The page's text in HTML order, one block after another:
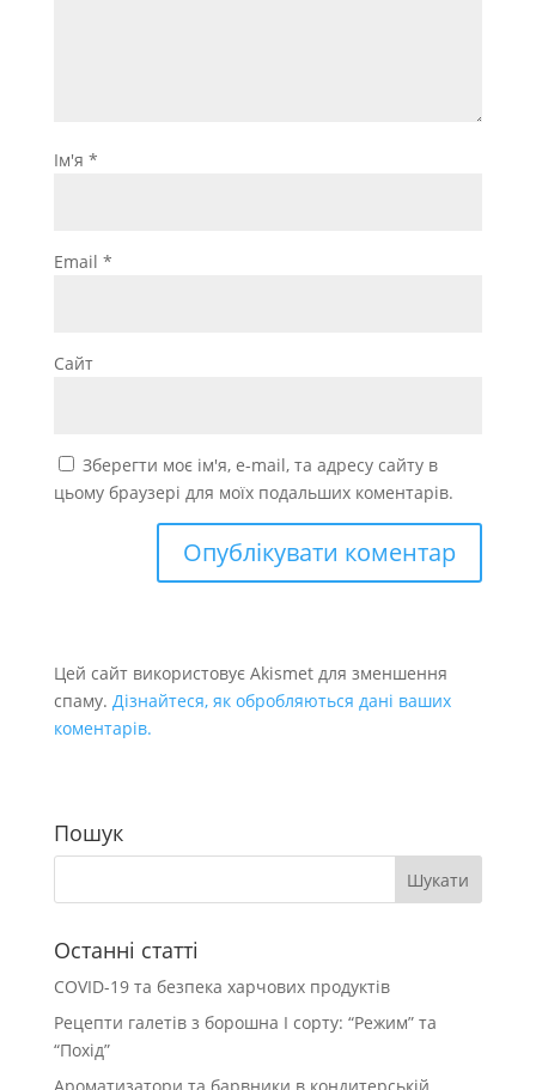
Ім'я *
Email *
Сайт
Зберегти моє ім'я, e-mail, та адресу сайту в
цьому браузері для моїх подальших коментарів.
Цей сайт використовує Akismet для зменшення
спаму. Дізнайтеся, як обробляються дані ваших
коментарів.
Пошук
Останні статті
COVID-19 та безпека харчових продуктів
Рецепти галетів з борошна І сорту: “Режим” та
“Похід”